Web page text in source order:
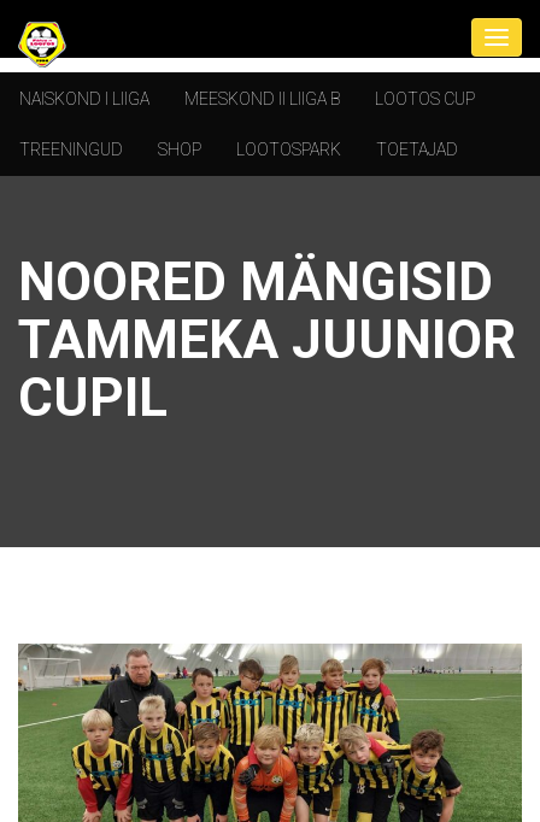
NAISKOND I LIIGA MEESKOND II LIIGA B LOOTOS CUP
TREENINGUD SHOP LOOTOSPARK TOETAJAD
NOORED MÄNGISID
TAMMEKA JUUNIOR
CUPIL